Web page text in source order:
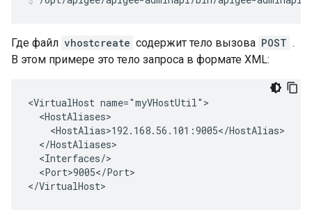
Где файл vhostcreate содержит тело вызова POST .
В этом примере это тело запроса в формате XML:
<VirtualHost name="myVHostUtil">
  <HostAliases>
    <HostAlias>192.168.56.101:9005</HostAlias>
  </HostAliases>
  <Interfaces/>
  <Port>9005</Port>
</VirtualHost>